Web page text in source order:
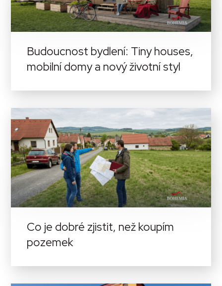
Budoucnost bydlení: Tiny houses,
mobilní domy a nový životní styl
Co je dobré zjistit, než koupím
pozemek